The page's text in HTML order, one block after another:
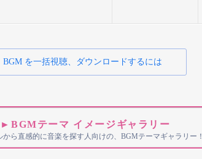
BGM を一括視聴、ダウンロードするには
►BGMテーマ イメージギャラリー
から直感的に音楽を探す人向けの、BGMテーマギャラリー！